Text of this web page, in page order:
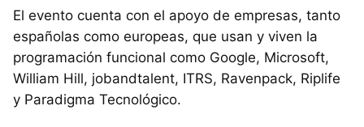
El evento cuenta con el apoyo de empresas, tanto
españolas como europeas, que usan y viven la
programación funcional como Google, Microsoft,
William Hill, jobandtalent, ITRS, Ravenpack, Riplife
y Paradigma Tecnológico.